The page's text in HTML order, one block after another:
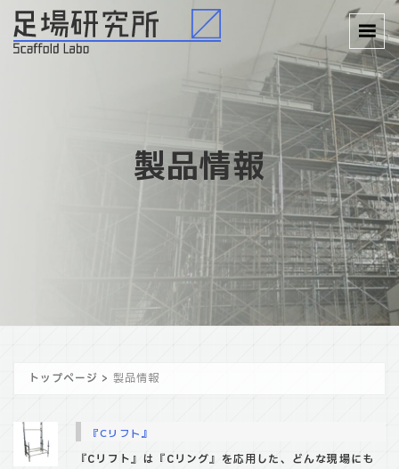
製品情報
トップページ > 製品情報
『Cリフト』
『Cリフト』は『Cリング』を応用した、どんな現場にも